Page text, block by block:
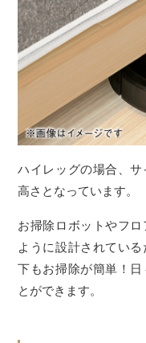
ハイレッグの場合、
高さとなっています。
お掃除ロボットやフ
ように設計されてい
下もお掃除が簡単！
とができます。